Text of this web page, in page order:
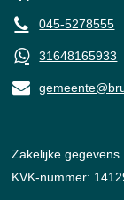
045-5278555
31648165933
Zakelijke gegevens
KVK-nummer: